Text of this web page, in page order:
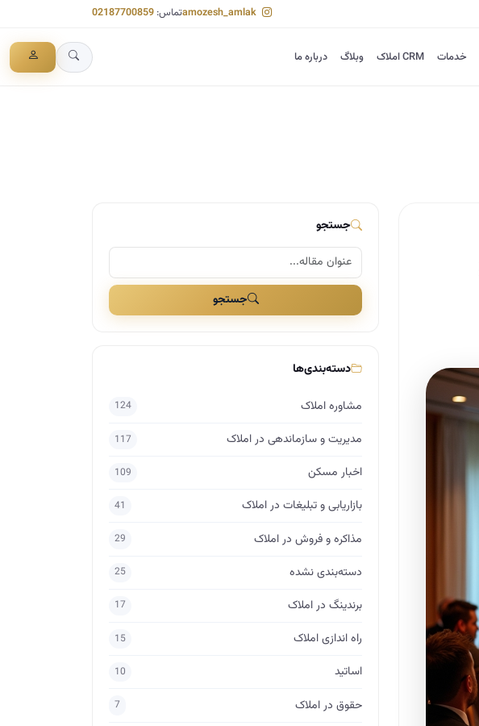
تماس: 02187700859
خدمات CRM املاک وبلاگ درباره ما
جستجو
جستجو
دسته‌بندی‌ها
مشاوره املاک 124
مدیریت و سازماندهی در املاک 117
اخبار مسکن 109
بازاریابی و تبلیغات در املاک 41
مذاکره و فروش در املاک 29
دسته‌بندی نشده 25
برندینگ در املاک 17
راه اندازی املاک 15
اساتید 10
حقوق در املاک 7